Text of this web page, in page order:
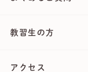
教習生の方
アクセス